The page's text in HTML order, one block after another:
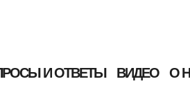
И ОТВЕТЫ ВИДЕО О